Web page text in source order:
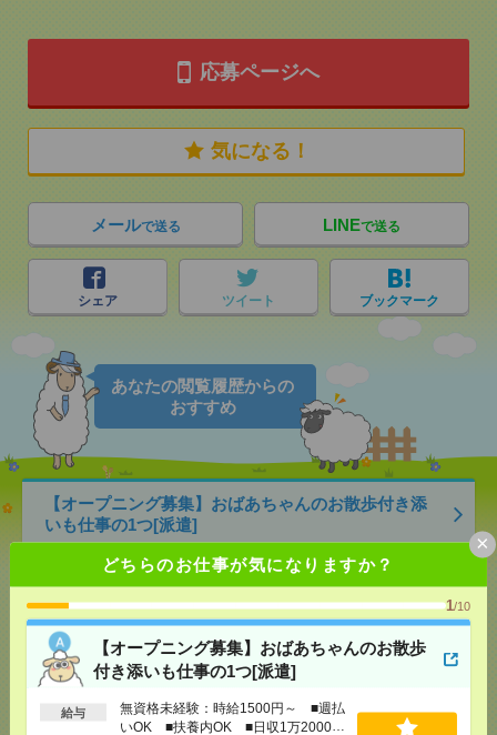
どちらのお仕事が気になりますか？
1/10
【オープニング募集】おばあちゃんのお散歩
付き添いも仕事の1つ[派遣]
給与
無資格未経験：時給1500円～ ■週払
いOK ■扶養内OK ■日収1万2000円
×
応募ページへ
気になる！
メールで送る LINEで送る
シェア ツイート ブックマーク
あなたの閲覧履歴からの
おすすめ
【オープニング募集】おばあちゃんのお散歩付き添
いも仕事の1つ[派遣]
無資格未経験：時給1500円～ ■週払い
OK ■扶養内OK ■日収1万2000円以上
[交通費]交通費全額支給
[勤務地]
気になる！
【在宅勤務OK】時給3000円！10～16時＊残業ほぼな
し▼新日本橋で一般事務[派遣]